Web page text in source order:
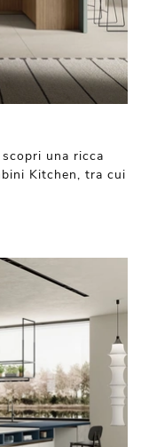
una ricca
Kitchen, tra cui